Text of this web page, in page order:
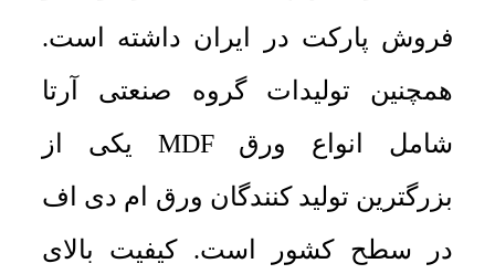
فروش پارکت در ایران داشته است.
همچنین تولیدات گروه صنعتی آرتا
شامل انواع ورق MDF یکی از
بزرگترین تولید کنندگان ورق ام دی اف
در سطح کشور است. کیفیت بالای